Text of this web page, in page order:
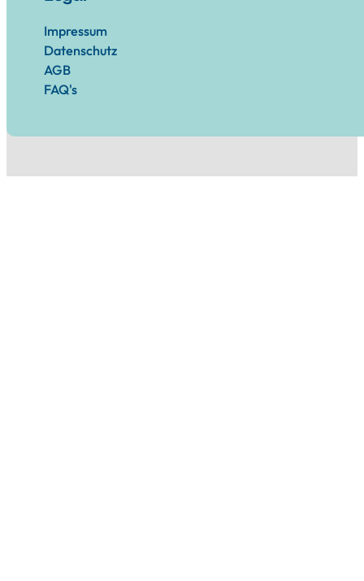
Impressum
Datenschutz
AGB
FAQ's